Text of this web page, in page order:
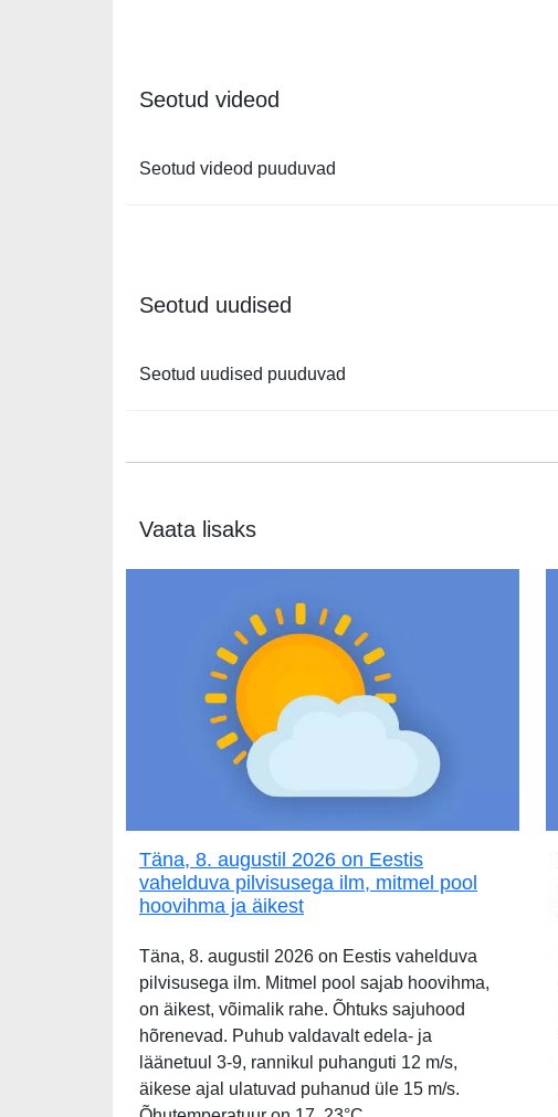
Seotud videod
Seotud videod puuduvad
Seotud uudised
Seotud uudised puuduvad
Vaata lisaks
Täna, 8. augustil 2026 on Eestis
vahelduva pilvisusega ilm, mitmel pool
hoovihma ja äikest
Täna, 8. augustil 2026 on Eestis vahelduva
pilvisusega ilm. Mitmel pool sajab hoovihma,
on äikest, võimalik rahe. Õhtuks sajuhood
hõrenevad. Puhub valdavalt edela- ja
läänetuul 3-9, rannikul puhanguti 12 m/s,
äikese ajal ulatuvad puhanud üle 15 m/s.